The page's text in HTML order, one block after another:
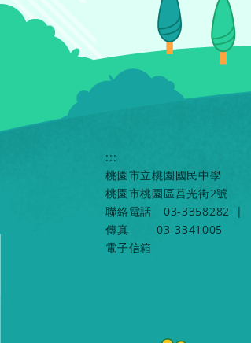
:::
桃園市立桃園國民中學
桃園市桃園區莒光街2號
聯絡電話
03-3358282
|
傳真
03-3341005
電子信箱